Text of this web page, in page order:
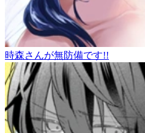
時森さんが無防備です!!